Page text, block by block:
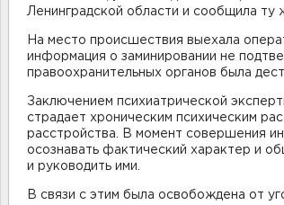
Ленинградской области и сообщила ту
На место происшествия выехала
информация о заминировании не
правоохранительных органов была
Заключением психиатрической
страдает хроническим психическим
расстройства. В момент совершения
осознавать фактический характер и
и руководить ими.
В связи с этим была освобождена от